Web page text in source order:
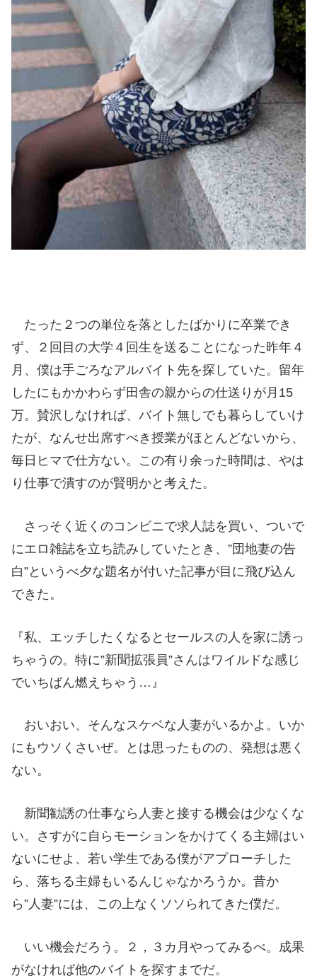
たった２つの単位を落としたばかりに卒業でき
ず、２回目の大学４回生を送ることになった昨年４
月、僕は手ごろなアルバイト先を探していた。留年
したにもかかわらず田舎の親からの仕送りが月15
万。賛沢しなければ、バイト無しでも暮らしていけ
たが、なんせ出席すべき授業がほとんどないから、
毎日ヒマで仕方ない。この有り余った時間は、やは
り仕事で潰すのが賢明かと考えた。
さっそく近くのコンビニで求人誌を買い、ついで
にエロ雑誌を立ち読みしていたとき、”団地妻の告
白”というべ夕な題名が付いた記事が目に飛び込ん
できた。
『私、エッチしたくなるとセールスの人を家に誘っ
ちゃうの。特に”新聞拡張員”さんはワイルドな感じ
でいちばん燃えちゃう…』
おいおい、そんなスケベな人妻がいるかよ。いか
にもウソくさいぜ。とは思ったものの、発想は悪く
ない。
新聞勧誘の仕事なら人妻と接する機会は少なくな
い。さすがに自らモーションをかけてくる主婦はい
ないにせよ、若い学生である僕がアプローチした
ら、落ちる主婦もいるんじゃなかろうか。昔か
ら”人妻”には、この上なくソソられてきた僕だ。
いい機会だろう。２，３カ月やってみるべ。成果
がなければ他のバイトを探すまでだ。